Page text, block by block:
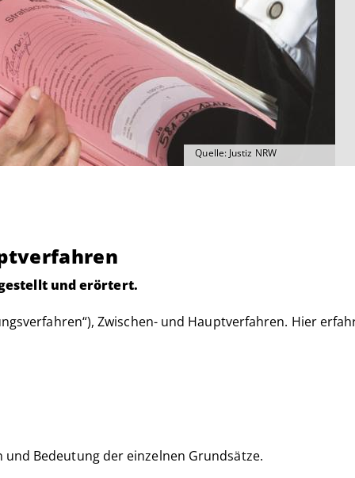
Quelle: Justiz NRW
und erörtert.
Zwischen- und Hauptverfahren. Hier
Bedeutung der einzelnen Grundsätze.